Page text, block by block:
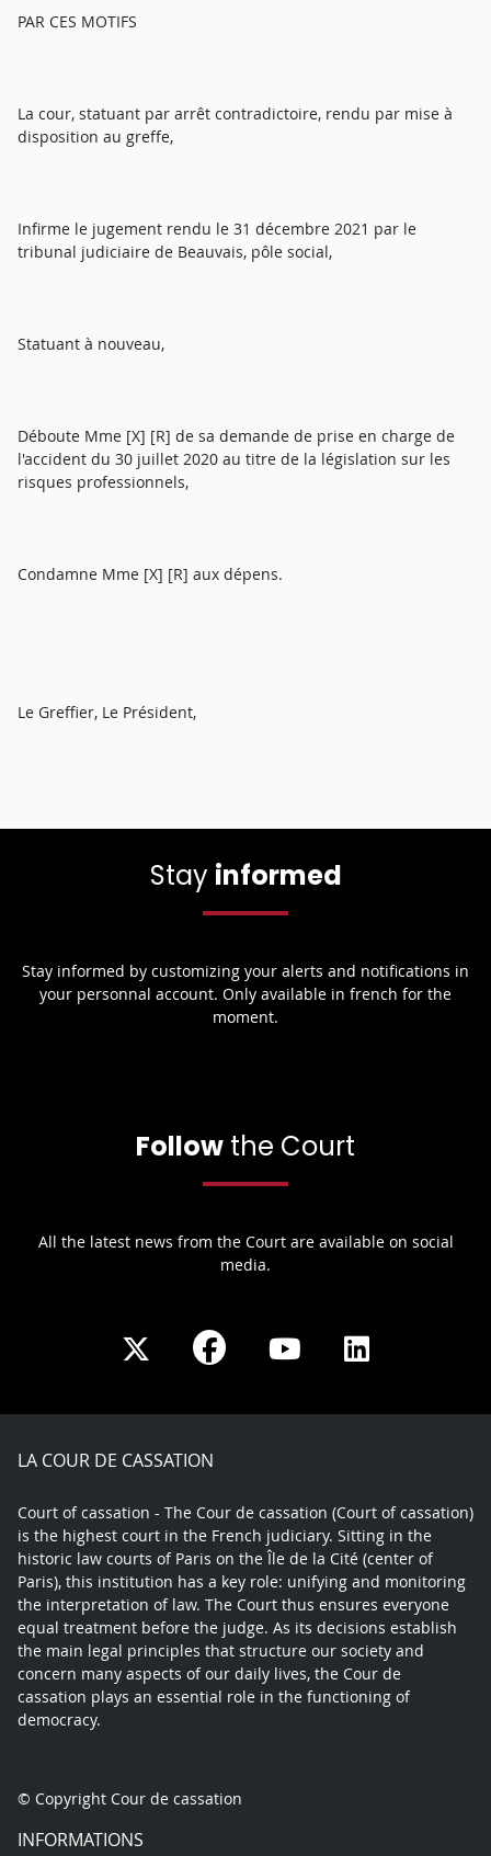
PAR CES MOTIFS
La cour, statuant par arrêt contradictoire, rendu par mise à
disposition au greffe,
Infirme le jugement rendu le 31 décembre 2021 par le
tribunal judiciaire de Beauvais, pôle social,
Statuant à nouveau,
Déboute Mme [X] [R] de sa demande de prise en charge de
l'accident du 30 juillet 2020 au titre de la législation sur les
risques professionnels,
Condamne Mme [X] [R] aux dépens.
Le Greffier, Le Président,
Stay informed
Stay informed by customizing your alerts and notifications in
your personnal account. Only available in french for the
moment.
Follow the Court
All the latest news from the Court are available on social
media.
Share
X
Share
Facebook
Share
YoutubeLinkedIn
LA COUR DE CASSATION
Court of cassation - The Cour de cassation (Court of cassation)
is the highest court in the French judiciary. Sitting in the
historic law courts of Paris on the Île de la Cité (center of
Paris), this institution has a key role: unifying and monitoring
the interpretation of law. The Court thus ensures everyone
equal treatment before the judge. As its decisions establish
the main legal principles that structure our society and
concern many aspects of our daily lives, the Cour de
cassation plays an essential role in the functioning of
democracy.
© Copyright Cour de cassation
INFORMATIONS